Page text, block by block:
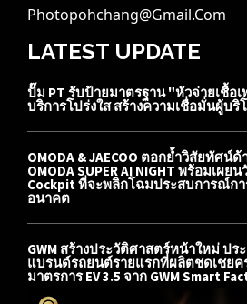
Photopohchang@gmail.com
LATEST UPDATE
ปั๊ม PT รับป้ายมาตรฐาน "หัวจ่ายเชื้อ
บริการโปร่งใส สร้างความเชื่อมั่นผู้บริ
OMODA & JAECOO ตอกย้ำวิสัยทัศน์
OMODA SUPER AI NIGHT พร้อมเผย
Cockpit ที่จะพลิกโฉมประสบการณ์กา
อนาคต
GWM สร้างประวัติศาสตร์หน้าใหม่ ปร
แบรนด์รถยนต์รายแรกที่ผลิตชดเชยค
มาตรการ EV 3.5 จาก GWM Smart